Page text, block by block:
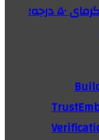
هشدار قرمز هواشناسی برای گرمای ۵۰ درجه؛